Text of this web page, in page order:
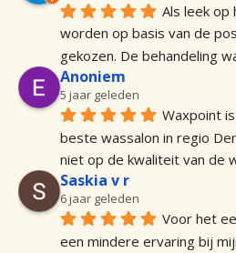
Als leek
worden op basis van de
gekozen. De behandeling
Anoniem
5 jaar geleden
Waxpoint
beste wassalon in regio
niet op de kwaliteit van de
Saskia v r
6 jaar geleden
Voor het
een mindere ervaring bij